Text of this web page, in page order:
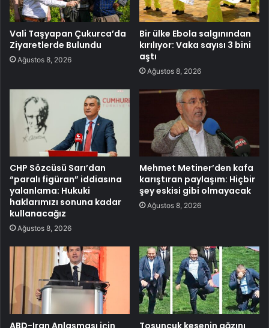
Vali Taşyapan Çukurca’da
Ziyaretlerde Bulundu
Ağustos 8, 2026
Bir ülke Ebola salgınından
kırılıyor: Vaka sayısı 3 bini
aştı
Ağustos 8, 2026
CHP Sözcüsü Sarı’dan
“paralı figüran” iddiasına
yalanlama: Hukuki
haklarımızı sonuna kadar
kullanacağız
Ağustos 8, 2026
Mehmet Metiner’den kafa
karıştıran paylaşım: Hiçbir
şey eskisi gibi olmayacak
Ağustos 8, 2026